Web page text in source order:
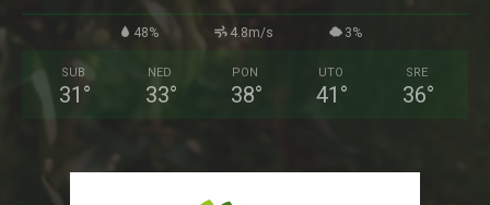
48% 4.8m/s 3%
SUB
31 °
NED
33°
PON
38°
UTO
41 °
SRE
36°